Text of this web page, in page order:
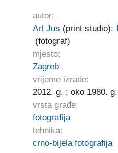
autor:
Art Jus (print studio);
(fotograf)
mjesto:
Zagreb
vrijeme izrade:
2012. g. ; oko 1980. g.
vrsta građe:
fotografija
tehnika:
crno-bijela fotografija